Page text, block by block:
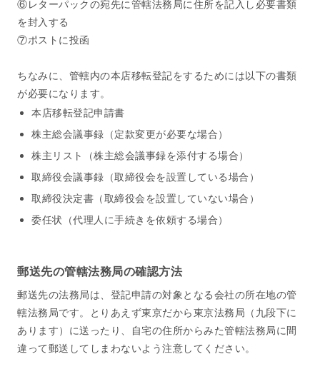
⑥レターパックの宛先に管轄法務局に住所を記入し必要書類
を封入する
⑦ポストに投函
ちなみに、管轄内の本店移転登記をするためには以下の書類
が必要になります。
本店移転登記申請書
株主総会議事録（定款変更が必要な場合）
株主リスト（株主総会議事録を添付する場合）
取締役会議事録（取締役会を設置している場合）
取締役決定書（取締役会を設置していない場合）
委任状（代理人に手続きを依頼する場合）
郵送先の管轄法務局の確認方法
郵送先の法務局は、登記申請の対象となる会社の所在地の管
轄法務局です。とりあえず東京だから東京法務局（九段下に
あります）に送ったり、自宅の住所からみた管轄法務局に間
違って郵送してしまわないよう注意してください。